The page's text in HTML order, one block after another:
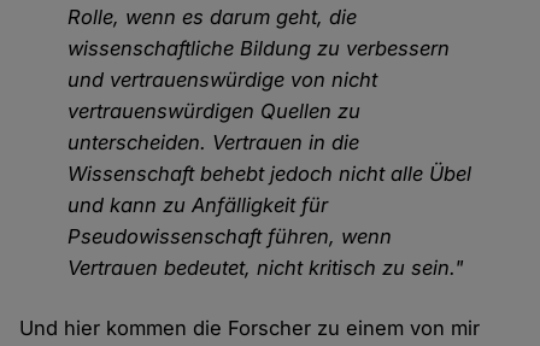
Rolle, wenn es darum geht, die
wissenschaftliche Bildung zu verbessern
und vertrauenswürdige von nicht
vertrauenswürdigen Quellen zu
unterscheiden. Vertrauen in die
Wissenschaft behebt jedoch nicht alle Übel
und kann zu Anfälligkeit für
Pseudowissenschaft führen, wenn
Vertrauen bedeutet, nicht kritisch zu sein."
Und hier kommen die Forscher zu einem von mir